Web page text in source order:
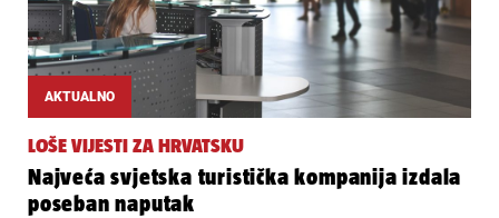
AKTUALNO
LOŠE VIJESTI ZA HRVATSKU
Najveća svjetska turistička kompanija izdala
poseban naputak